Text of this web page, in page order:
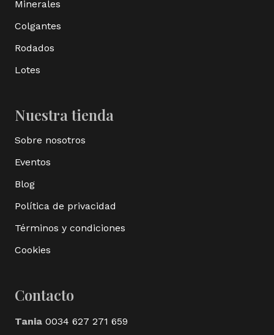
Minerales
Colgantes
Rodados
Lotes
Nuestra tienda
Sobre nosotros
Eventos
Blog
Política de privacidad
Términos y condiciones
Cookies
Contacto
Tania 0034 627 271 659